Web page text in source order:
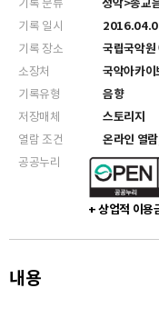
기록 분류
정악>종교
기록 일시
기록 장소
국립국악원
소장처
국악아카이
기록유형
음향
저장매체
스토리지
열람 조건
온라인 열
공공누리
+ 상업적 이용
내용